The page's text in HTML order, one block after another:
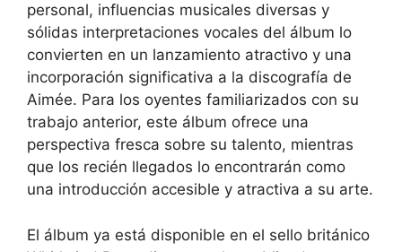
personal, influencias musicales diversas y
sólidas interpretaciones vocales del álbum lo
convierten en un lanzamiento atractivo y una
incorporación significativa a la discografía de
Aimée. Para los oyentes familiarizados con su
trabajo anterior, este álbum ofrece una
perspectiva fresca sobre su talento, mientras
que los recién llegados lo encontrarán como
una introducción accesible y atractiva a su arte.
El álbum ya está disponible en el sello británico